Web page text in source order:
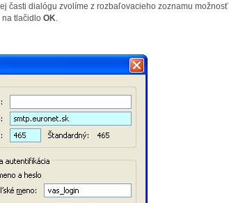
časti dialógu zvolíme z rozbaľovacieho zoznamu možnosť
na tlačidlo OK.